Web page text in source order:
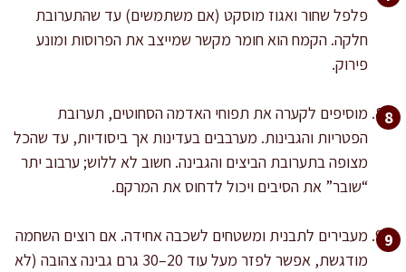
פלפל שחור ואגוז מוסקט (אם משתמשים) עד שהתערובת
חלקה. הקמח הוא חומר מקשר שמייצב את הפרוסות ומונע
פירוק.
מוסיפים לקערה את תפוחי האדמה הסחוטים, תערובת
הפטריות והגבינות. מערבבים בעדינות אך ביסודיות, עד שהכל
מצופה בתערובת הביצים והגבינה. חשוב לא ללוש; ערבוב יתר
“שובר” את הסיבים ויכול לדחוס את המרקם.
מעבירים לתבנית ומשטחים לשכבה אחידה. אם רוצים השחמה
מודגשת, אפשר לפזר מעל עוד 20–30 גרם גבינה צהובה (לא